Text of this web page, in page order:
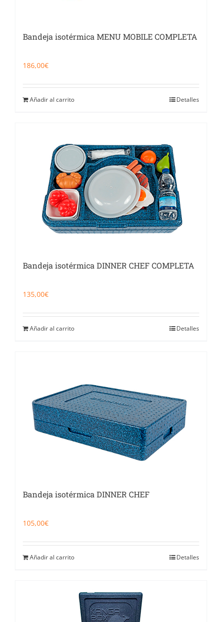
Bandeja isotérmica MENU MOBILE COMPLETA
186,00€
Añadir al carrito Detalles
Bandeja isotérmica DINNER CHEF COMPLETA
135,00€
Añadir al carrito Detalles
Bandeja isotérmica DINNER CHEF
105,00€
Añadir al carrito Detalles